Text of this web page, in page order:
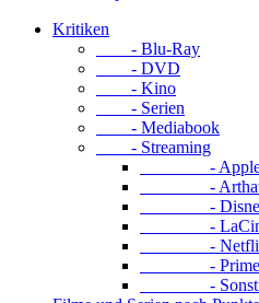
Kritiken
- Blu-Ray
- DVD
- Kino
- Serien
- Mediabook
- Streaming
- Apple
-
- Disney
-
-
- Prime
-